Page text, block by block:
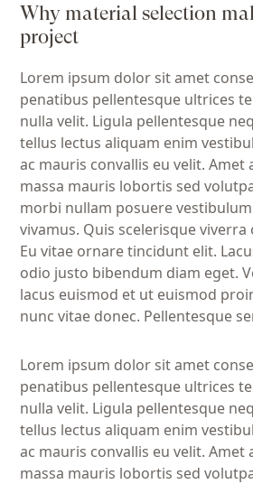
Why material selection
project
Lorem ipsum dolor sit amet
penatibus pellentesque ultrices
nulla velit. Ligula pellentesque
tellus lectus aliquam enim
ac mauris convallis eu velit. Amet
massa mauris lobortis sed
morbi nullam posuere
vivamus. Quis scelerisque
Eu vitae ornare tincidunt elit.
odio justo bibendum diam eget.
lacus euismod et ut euismod
nunc vitae donec. Pellentesque
Lorem ipsum dolor sit amet
penatibus pellentesque ultrices
nulla velit. Ligula pellentesque
tellus lectus aliquam enim
ac mauris convallis eu velit. Amet
massa mauris lobortis sed